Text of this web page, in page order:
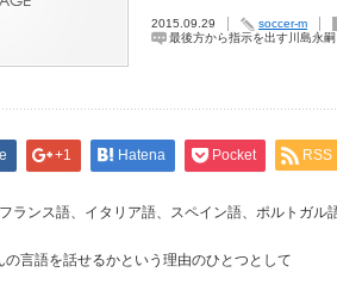
2015.09.29 soccer-m
最後方から指示を出す川島永嗣
+1 Hatena Pocket RSS
ランス語、イタリア語、スペイン語、ポルトガ
の言語を話せるかという理由のひとつとして